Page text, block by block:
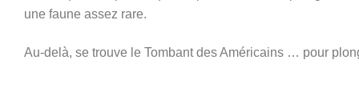
une faune assez rare.
Au-delà, se trouve le Tombant des Américains … pour